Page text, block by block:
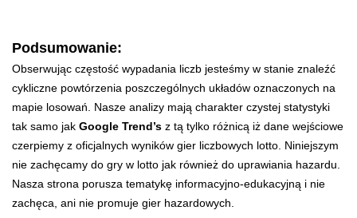
Podsumowanie:
Obserwując częstość wypadania liczb jesteśmy w stanie znaleźć
cykliczne powtórzenia poszczególnych układów oznaczonych na
mapie losowań. Nasze analizy mają charakter czystej statystyki
tak samo jak Google Trend’s z tą tylko różnicą iż dane wejściowe
czerpiemy z oficjalnych wyników gier liczbowych lotto. Niniejszym
nie zachęcamy do gry w lotto jak również do uprawiania hazardu.
Nasza strona porusza tematykę informacyjno-edukacyjną i nie
zachęca, ani nie promuje gier hazardowych.